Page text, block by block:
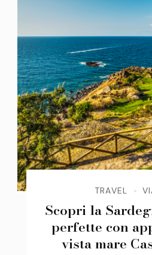
TRAVEL
Scopri la
perfette con
vista mare